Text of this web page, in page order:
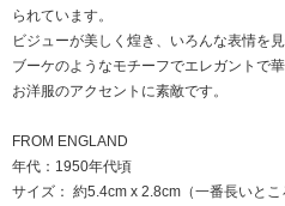
られています。
ビジューが美しく煌き、いろんな表情を見
ブーケのようなモチーフでエレガントで
お洋服のアクセントに素敵です。
FROM ENGLAND
年代：1950年代頃
サイズ： 約5.4cm x 2.8cm（一番長いとこ